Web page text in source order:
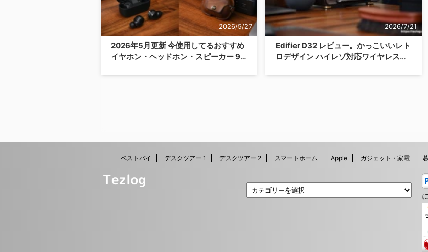
2026/5/27
2026年5月更新 今使用してるおすすめ
イヤホン・ヘッドホン・スピーカー 9
2026/7/21
Edifier D32 レビュー。かっこいいレト
ロデザイン ハイレゾ対応ワイヤレスス
ベストバイ デスクツアー 1 デスクツアー 2 スマートホーム Apple ガジェット・家電